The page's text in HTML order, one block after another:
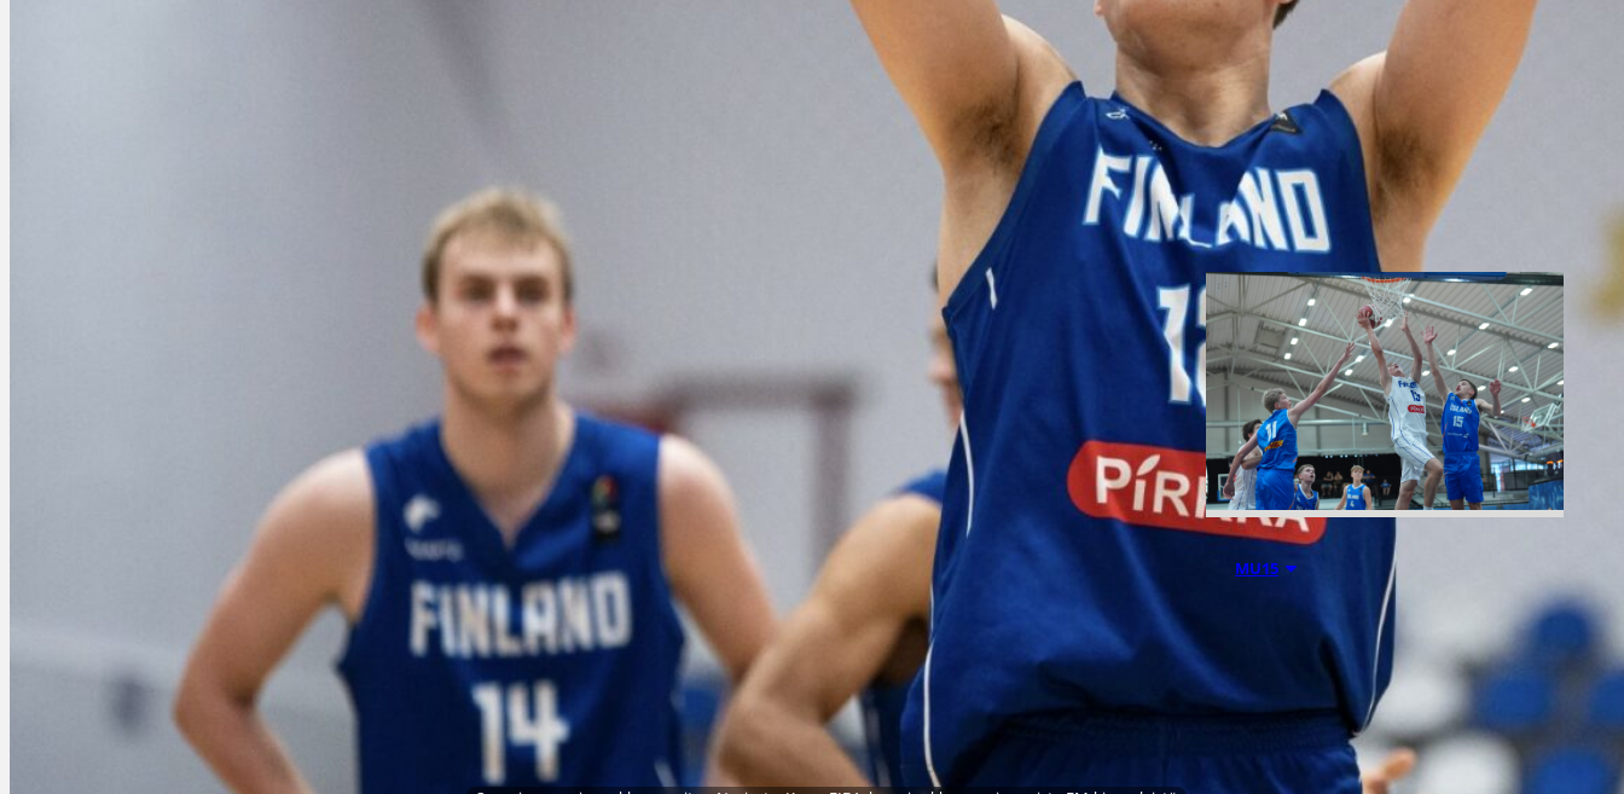
Suomen 16-vuotiaat pojat
ottivat vakuuttavan 85–45-voiton
Luxemburgista B-divisioonan
EM-kilpailuissa johtamalla
ottelua alusta loppuun. Suomi
kohtaa huomenna Ruotsin klo
19.30 Suomen aikaa.
MU15 06.08.2026 21:44
Suomen 15-
vuotiaiden
poikien